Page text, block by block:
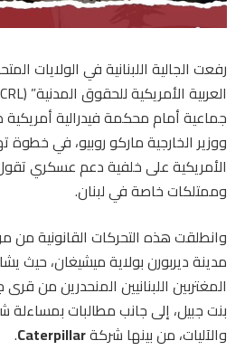
رفعت الجالية اللبنانية في الولايات
جماعية أمام محكمة فيدرالية أمريكية
ووزير الخارجية ماركو روبيو، في
الأمريكية على خلفية دعم عسكري تقول
وممتلكات خاصة في لبنان.
وانطلقت هذه التحركات القانونية من
مدينة ديربورن بولاية ميشيغان، حيث
المغتربين اللبنانيين المنحدرين من
بنت جبيل، إلى جانب مطالبات
والآليات، من بينها شركةCaterpillar
.